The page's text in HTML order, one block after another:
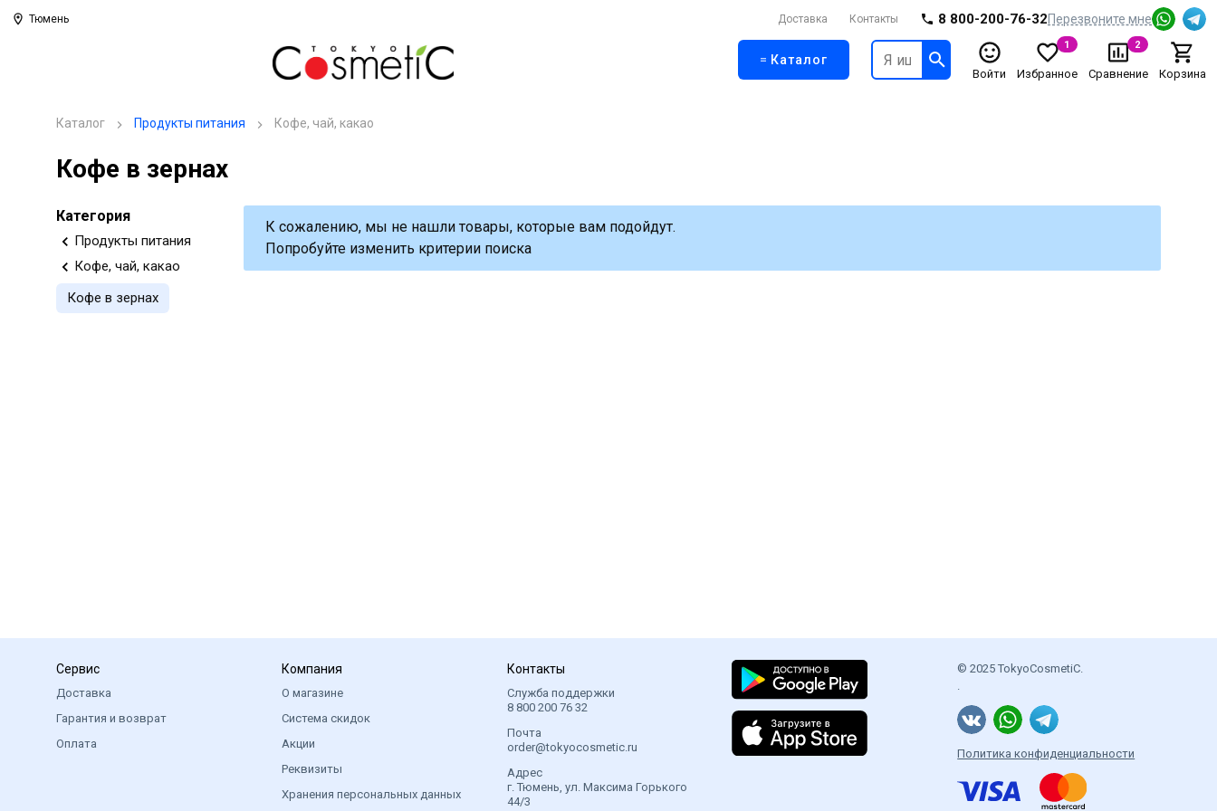
Тюмень Доставка Контакты 8 800-200-76-32Перезвоните мне
Каталог
Войти Избранное
1
Сравнение
2
Корзина
Каталог Продукты питания Кофе, чай, какао
Кофе в зернах
Категория
Продукты питания
Кофе, чай, какао
Кофе в зернах
К сожалению, мы не нашли товары, которые вам подойдут.
Попробуйте изменить критерии поиска
Сервис
Доставка
Гарантия и возврат
Оплата
Компания
О магазине
Система скидок
Акции
Реквизиты
Хранения персональных данных
Контакты
Служба поддержки
8 800 200 76 32
Почта
order@tokyocosmetic.ru
Адрес
г. Тюмень, ул. Максима Горького
44/3
© 2025 TokyoCosmetiC.
.
Политика конфиденциальности